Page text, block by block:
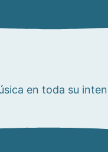
en toda su